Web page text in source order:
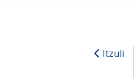
Itzuli